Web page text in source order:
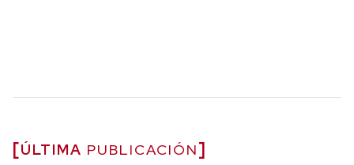
ÚLTIMA PUBLICACIÓN